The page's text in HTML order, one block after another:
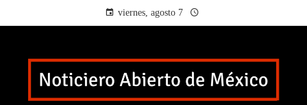
viernes, agosto 7